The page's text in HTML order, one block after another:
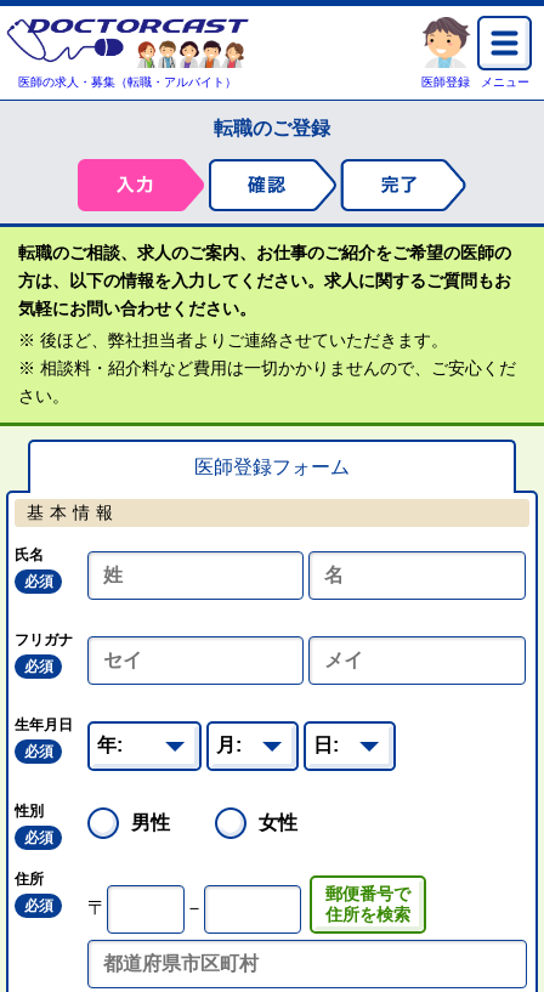
医師の求人・募集（転職・アルバイト） 医師登録 メニュー
転職のご登録
転職のご相談、求人のご案内、お仕事のご紹介をご希望の医師の
方は、以下の情報を入力してください。求人に関するご質問もお
気軽にお問い合わせください。
※ 後ほど、弊社担当者よりご連絡させていただきます。
※ 相談料・紹介料など費用は一切かかりませんので、ご安心くだ
さい。
医師登録フォーム
基本情報
氏名
必須
フリガナ
必須
生年月日
必須
性別
必須
男性 女性
住所
必須
〒 －
郵便番号で
住所を検索